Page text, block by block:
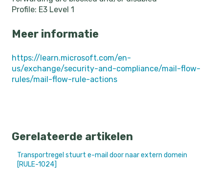
Profile: E3 Level 1
Meer informatie
https://learn.microsoft.com/en-
us/exchange/security-and-compliance/mail-flow-
rules/mail-flow-rule-actions
Gerelateerde artikelen
Transportregel stuurt e-mail door naar extern domein
[RULE-1024]